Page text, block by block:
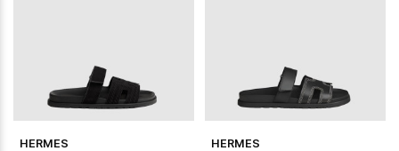
HERMES
HERMES